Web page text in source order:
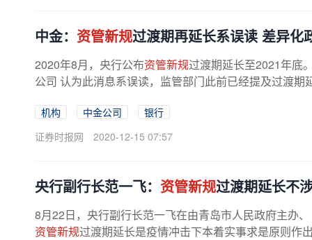
中金： 资管新规过渡期再延长系误读 差异化
2020年8月，央行公布资管新规过渡期延长至2021年底
公司 认为此消息系误读，监管部门此前已经提及过渡期
机构 中金公司
银行
证券时报网
2020-12-15 07:57
央行副行长范一飞： 资管新规过渡期延长不
8月22日，央行副行长范一飞在由青岛市人民政府主办
资管新规过渡期延长是疫情冲击下本着实事求是原则作